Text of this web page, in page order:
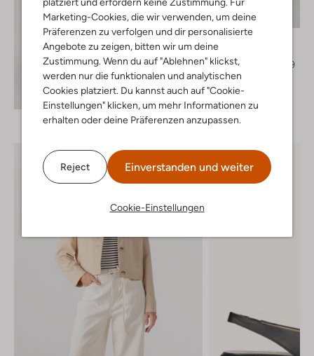
Marketing-Cookies, die wir verwenden, um deine
Präferenzen zu verfolgen und dir personalisierte
Angebote zu zeigen, bitten wir um deine
Zustimmung. Wenn du auf "Ablehnen" klickst,
werden nur die funktionalen und analytischen
Cookies platziert. Du kannst auch auf "Cookie-
Einstellungen" klicken, um mehr Informationen zu
erhalten oder deine Präferenzen anzupassen.
Reject Einverstanden und weiter
Cookie-Einstellungen
Entdecke den Look
Letzter Artikel
-40%
Modström
€ 89,99
€ 53,99